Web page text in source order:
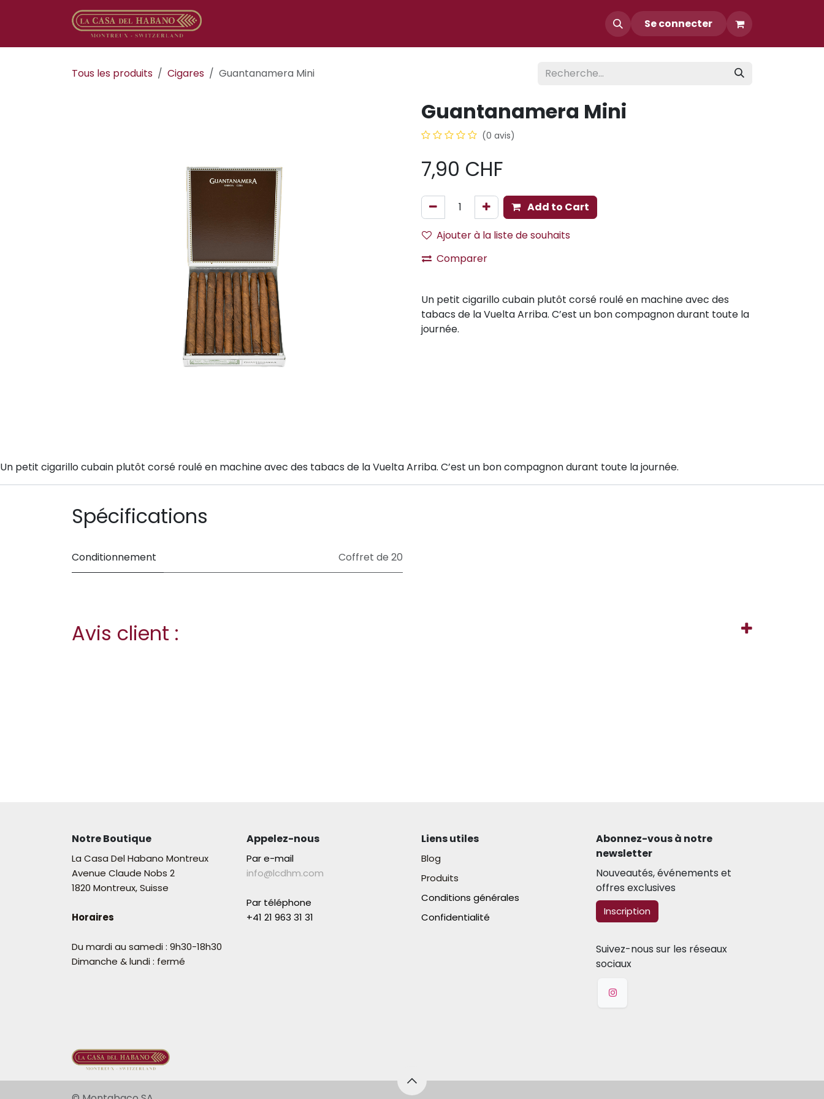
Se rendre au contenu
Se connecter
Tous les produits ​​​Cigares Guantanamera Mini
Guantanamera Mini
(0 avis)
7,90 CHF
Add to Cart
Ajouter à la liste de souhaits
Comparer
Un petit cigarillo cubain plutôt corsé roulé en machine avec des
tabacs de la Vuelta Arriba. C’est un bon compagnon durant toute la
journée.
Un petit cigarillo cubain plutôt corsé roulé en machine avec des tabacs de la Vuelta Arriba. C’est un bon compagnon durant toute la journée.
Spécifications
Conditionnement Coffret de 20
Avis client :
Notre Boutique
La Casa Del Habano Montreux
Avenue Claude Nobs 2
1820 Montreux, Suisse
Horaires
Du mardi au samedi : 9h30-18h30
Dimanche & lundi : fermé
Appelez-nous
Par e-mail
info@lcdhm.com
Par téléphone
+41 21 963 31 31​
Liens utiles
Blog
Produits
Conditions générales
Confidentialité
Abonnez-vous à notre
newsletter​
Nouveautés, événements et
offres exclusives
​​​​Inscription
Suivez-nous sur les réseaux
sociaux